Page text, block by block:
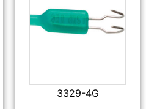
3329-4G